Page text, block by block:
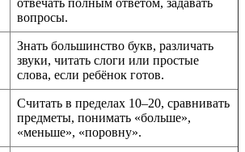
вопросы.
Знать большинство букв, различать
звуки, читать слоги или простые
слова, если ребёнок готов.
Считать в пределах 10–20, сравнивать
предметы, понимать «больше»,
«меньше», «поровну».